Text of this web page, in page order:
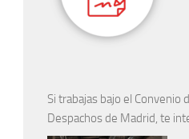
Si trabajas bajo el Convenio
Despachos de Madrid, te